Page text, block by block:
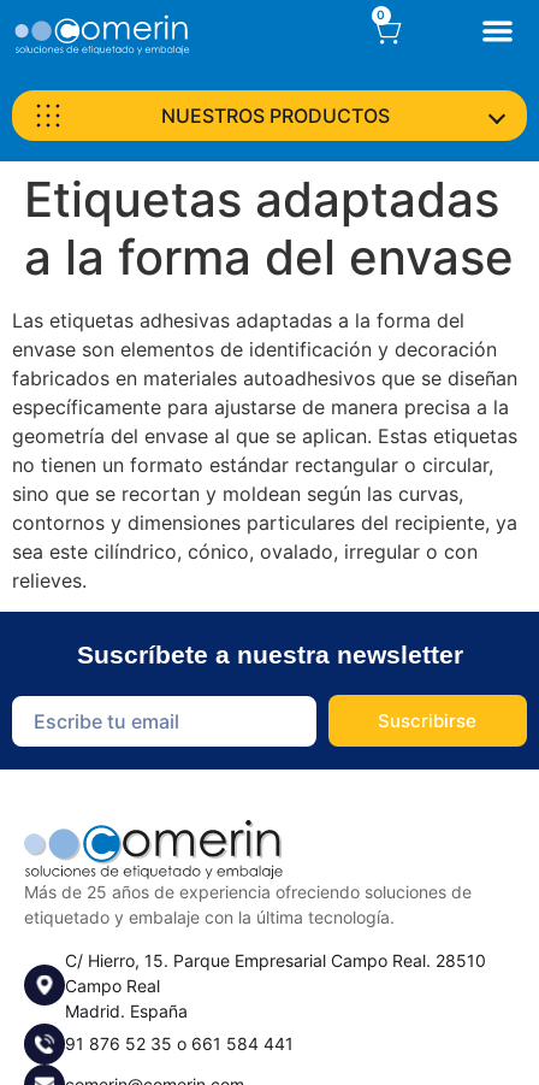
0
NUESTROS PRODUCTOS
Etiquetas adaptadas
a la forma del envase
Las etiquetas adhesivas adaptadas a la forma del
envase son elementos de identificación y decoración
fabricados en materiales autoadhesivos que se diseñan
específicamente para ajustarse de manera precisa a la
geometría del envase al que se aplican. Estas etiquetas
no tienen un formato estándar rectangular o circular,
sino que se recortan y moldean según las curvas,
contornos y dimensiones particulares del recipiente, ya
sea este cilíndrico, cónico, ovalado, irregular o con
relieves.
Suscríbete a nuestra newsletter
Suscribirse
Más de 25 años de experiencia ofreciendo soluciones de
etiquetado y embalaje con la última tecnología.
C/ Hierro, 15. Parque Empresarial Campo Real. 28510
Campo Real
Madrid. España
91 876 52 35 o 661 584 441